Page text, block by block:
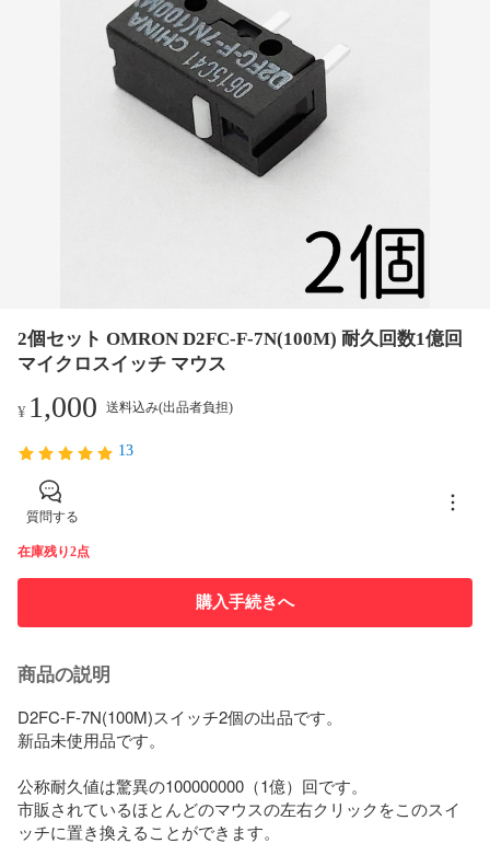
2個セット OMRON D2FC-F-7N(100M) 耐久回数1億回
マイクロスイッチ マウス
¥ 1,000 送料込み(出品者負担)
13
質問する
在庫残り2点
購入手続きへ
商品の説明
D2FC-F-7N(100M)スイッチ2個の出品です。
新品未使用品です。
公称耐久値は驚異の100000000（1億）回です。
市販されているほとんどのマウスの左右クリックをこのスイ
ッチに置き換えることができます。